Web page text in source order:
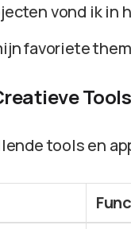
vond ik in
favoriete
Tools
tools en